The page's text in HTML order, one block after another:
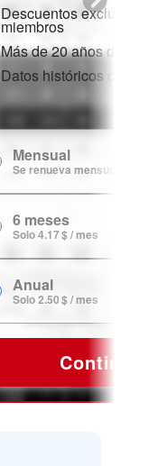
Descuentos exclusivos
miembros
Más de 20 años de
Datos históricos de
Mensual
Se renueva mensualmente
6 meses
Solo 4.17 $ / mes
Anual
Solo 2.50 $ / mes
Continuar